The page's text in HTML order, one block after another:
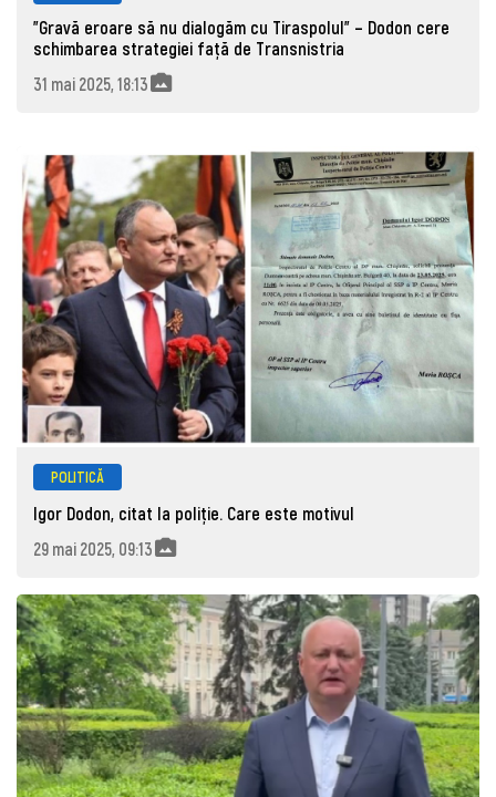
”Gravă eroare să nu dialogăm cu Tiraspolul” – Dodon cere
schimbarea strategiei față de Transnistria
31 mai 2025, 18:13
POLITICĂ
Igor Dodon, citat la poliție. Care este motivul
29 mai 2025, 09:13